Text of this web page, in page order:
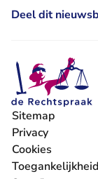
Deel dit
Sitemap
Privacy
Cookies
Toegankelijkheid